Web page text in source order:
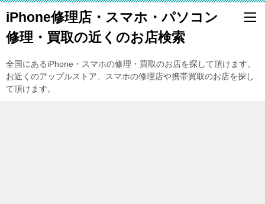
iPhone修理店・スマホ・パソコン
修理・買取の近くのお店検索
全国にあるiPhone・スマホの修理・買取のお店を探して頂けます。
お近くのアップルストア、スマホの修理店や携帯買取のお店を探し
て頂けます。